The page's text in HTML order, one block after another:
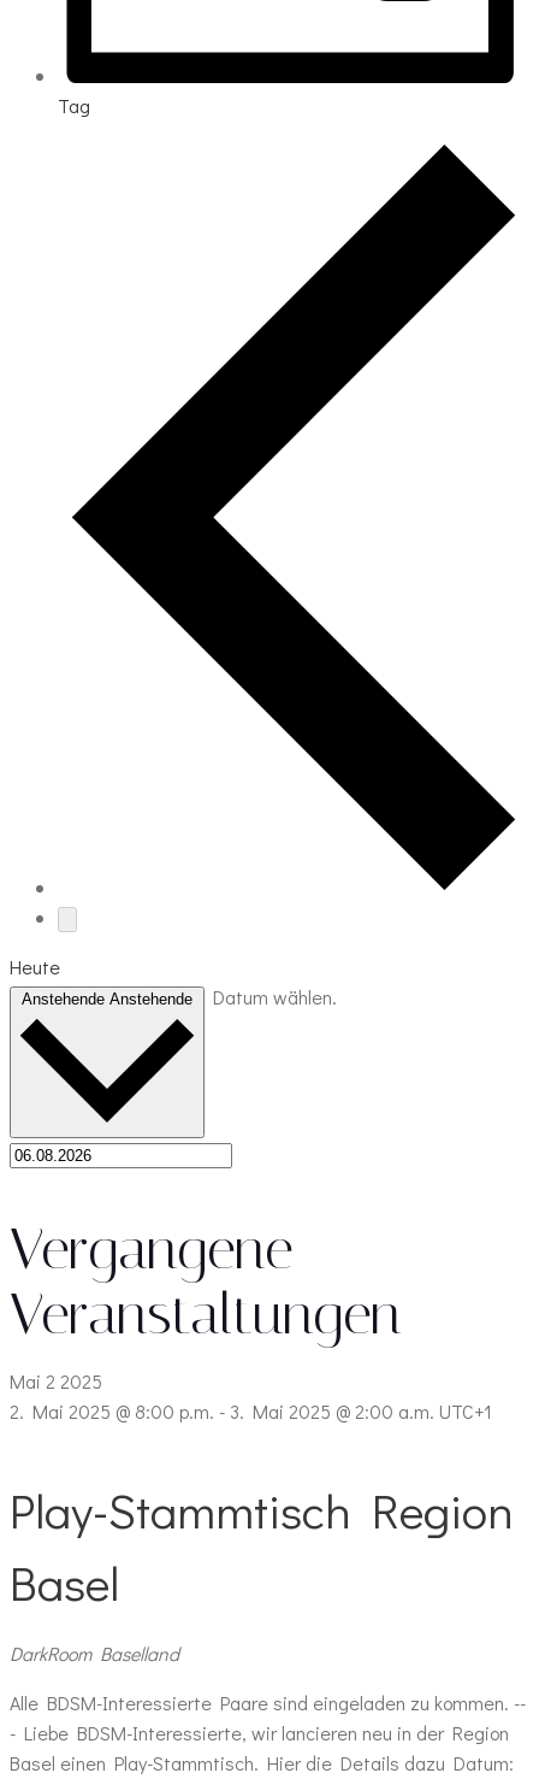
Tag
Heute
Anstehende Anstehende Datum wählen.
Vergangene
Veranstaltungen
Mai 2 2025
2. Mai 2025 @ 8:00 p.m. - 3. Mai 2025 @ 2:00 a.m. UTC+1
Play-Stammtisch Region
Basel
DarkRoom Baselland
Alle BDSM-Interessierte Paare sind eingeladen zu kommen. --
- Liebe BDSM-Interessierte, wir lancieren neu in der Region
Basel einen Play-Stammtisch. Hier die Details dazu Datum: